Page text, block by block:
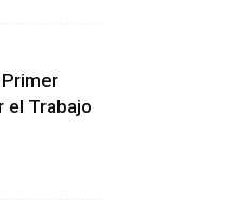
el Trabajo